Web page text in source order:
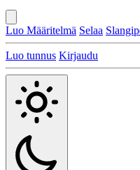
Luo Määritelmä Selaa
Luo tunnus Kirjaudu